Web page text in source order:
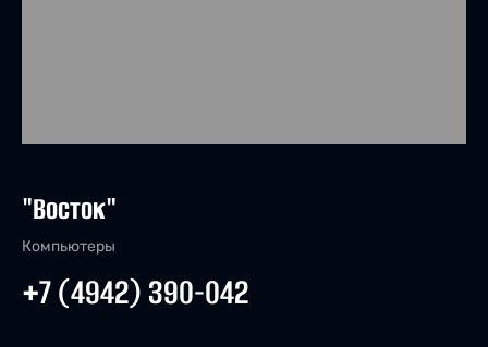
"Восток"
Компьютеры
+7 (4942) 390-042